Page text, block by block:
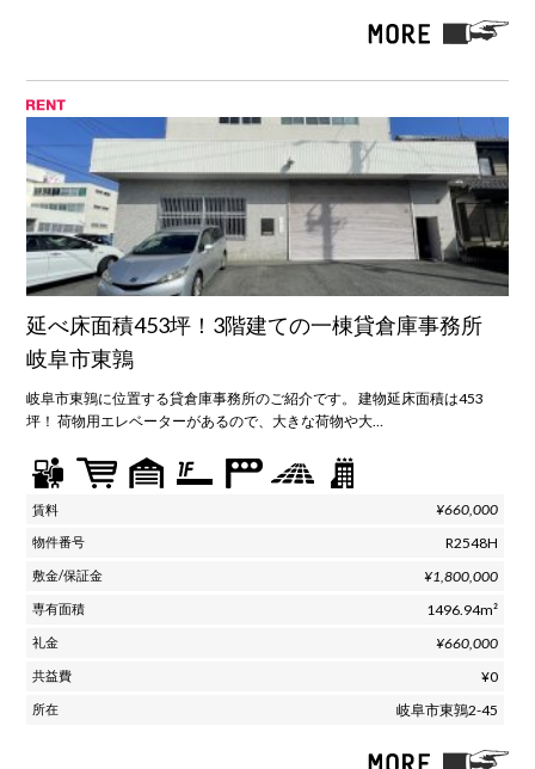
延べ床面積453坪！3階建ての一棟貸倉庫事務所
岐阜市東鶉
岐阜市東鶉に位置する貸倉庫事務所のご紹介です。 建物延床面積は453
坪！ 荷物用エレベーターがあるので、大きな荷物や大…
¥660,000
R2548H
¥1,800,000
1496.94m²
¥660,000
¥0
岐阜市東鶉2-45